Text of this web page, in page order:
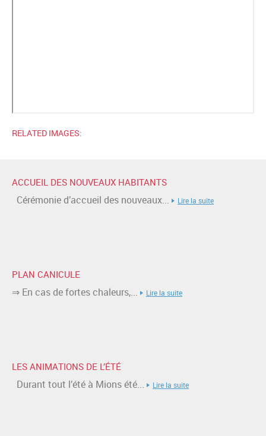
RELATED IMAGES:
ACCUEIL DES NOUVEAUX HABITANTS
Cérémonie d’accueil des nouveaux... Lire la suite
PLAN CANICULE
⇒ En cas de fortes chaleurs,... Lire la suite
LES ANIMATIONS DE L’ÉTÉ
Durant tout l’été à Mions été... Lire la suite